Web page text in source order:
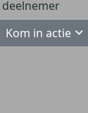
Kom in actie